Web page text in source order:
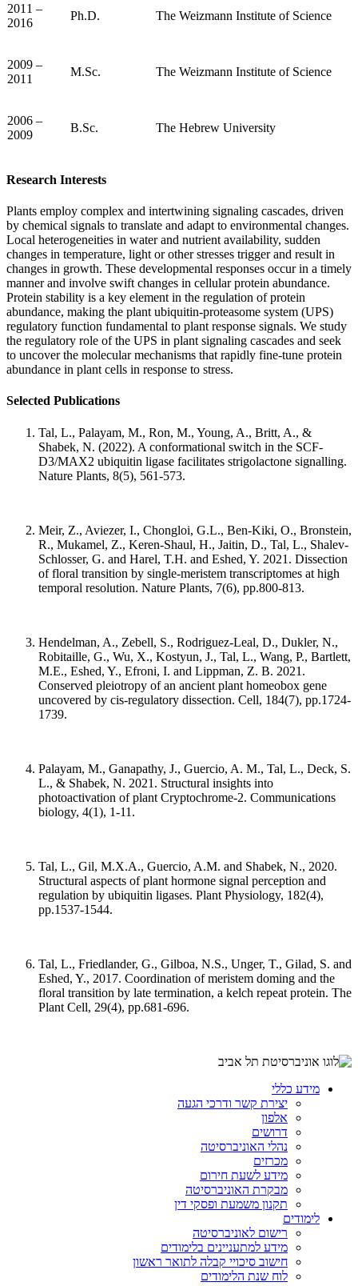
2011 –
2016
Ph.D. The Weizmann Institute of Science
2009 –
2011
M.Sc. The Weizmann Institute of Science
2006 –
2009
B.Sc. The Hebrew University
Research Interests
Plants employ complex and intertwining signaling cascades, driven
by chemical signals to translate and adapt to environmental changes.
Local heterogeneities in water and nutrient availability, sudden
changes in temperature, light or other stresses trigger and result in
changes in growth. These developmental responses occur in a timely
manner and involve swift changes in cellular protein abundance.
Protein stability is a key element in the regulation of protein
abundance, making the plant ubiquitin-proteasome system (UPS)
regulatory function fundamental to plant response signals. We study
the regulatory role of the UPS in plant signaling cascades and seek
to uncover the molecular mechanisms that rapidly fine-tune protein
abundance in plant cells in response to stress.
Selected Publications
Tal, L., Palayam, M., Ron, M., Young, A., Britt, A., &
Shabek, N. (2022). A conformational switch in the SCF-
D3/MAX2 ubiquitin ligase facilitates strigolactone signalling.
Nature Plants, 8(5), 561-573.
Meir, Z., Aviezer, I., Chongloi, G.L., Ben-Kiki, O., Bronstein,
R., Mukamel, Z., Keren-Shaul, H., Jaitin, D., Tal, L., Shalev-
Schlosser, G. and Harel, T.H. and Eshed, Y. 2021. Dissection
of floral transition by single-meristem transcriptomes at high
temporal resolution. Nature Plants, 7(6), pp.800-813.
Hendelman, A., Zebell, S., Rodriguez-Leal, D., Dukler, N.,
Robitaille, G., Wu, X., Kostyun, J., Tal, L., Wang, P., Bartlett,
M.E., Eshed, Y., Efroni, I. and Lippman, Z. B. 2021.
Conserved pleiotropy of an ancient plant homeobox gene
uncovered by cis-regulatory dissection. Cell, 184(7), pp.1724-
1739.
Palayam, M., Ganapathy, J., Guercio, A. M., Tal, L., Deck, S.
L., & Shabek, N. 2021. Structural insights into
photoactivation of plant Cryptochrome-2. Communications
biology, 4(1), 1-11.
Tal, L., Gil, M.X.A., Guercio, A.M. and Shabek, N., 2020.
Structural aspects of plant hormone signal perception and
regulation by ubiquitin ligases. Plant Physiology, 182(4),
pp.1537-1544.
Tal, L., Friedlander, G., Gilboa, N.S., Unger, T., Gilad, S. and
Eshed, Y., 2017. Coordination of meristem doming and the
floral transition by late termination, a kelch repeat protein. The
Plant Cell, 29(4), pp.681-696.
מידע כללי
יצירת קשר ודרכי הגעה
אלפון
דרושים
נהלי האוניברסיטה
מכרזים
מידע לשעת חירום
מבקרת האוניברסיטה
תקנון משמעת ופסקי דין
לימודים
רישום לאוניברסיטה
מידע למתעניינים בלימודים
חישוב סיכויי קבלה לתואר ראשון
לוח שנת הלימודים